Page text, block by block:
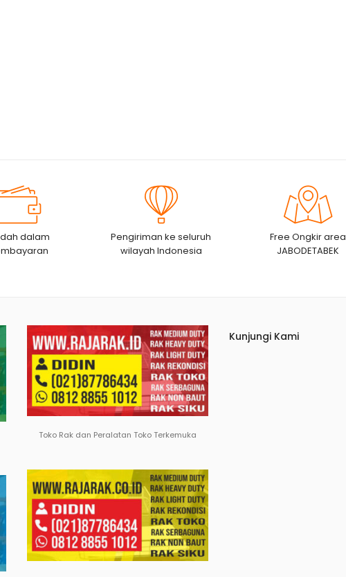
dalam
Pengiriman ke seluruh
wilayah Indonesia
Free Ongkir area
JABODETABEK
Toko Rak dan Peralatan Toko Terkemuka
Kunjungi Kami